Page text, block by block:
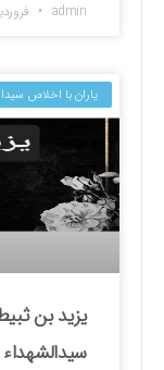
admin فروردین ۶, ۱۴۰۳
یاران با اخلاص
یزید بن
سیدالشهداء